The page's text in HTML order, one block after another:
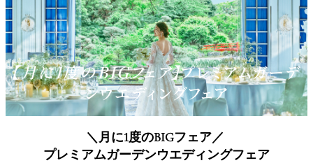
【月に1度のBIGフェア】プレミアムガーデ
ンウエディングフェア
＼月に1度のBIGフェア／
プレミアムガーデンウエディングフェア